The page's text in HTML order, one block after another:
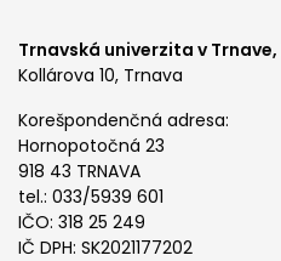
Trnavská univerzita v Trnave,
Kollárova 10, Trnava
Korešpondenčná adresa:
Hornopotočná 23
918 43 TRNAVA
tel.: 033/5939 601
IČO: 318 25 249
IČ DPH: SK2021177202